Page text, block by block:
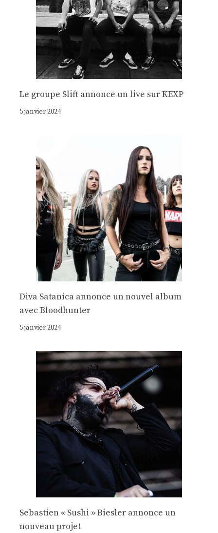
Le groupe Slift annonce un live sur KEXP
5 janvier 2024
Diva Satanica annonce un nouvel album
avec Bloodhunter
5 janvier 2024
Sebastien « Sushi » Biesler annonce un
nouveau projet